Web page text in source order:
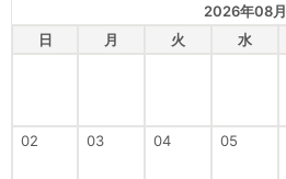
2026年08月
日
月 火 水
02 03 04 05